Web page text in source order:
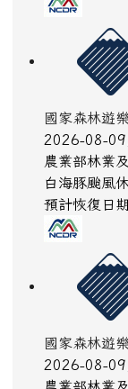
國家森林遊
2026-08-
農業部林業
白海豚颱風
預計恢復日
國家森林遊
2026-08-